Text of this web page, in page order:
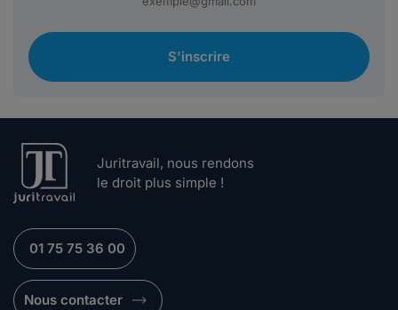
S'inscrire
Juritravail, nous rendons
le droit plus simple !
01 75 75 36 00
Nous contacter